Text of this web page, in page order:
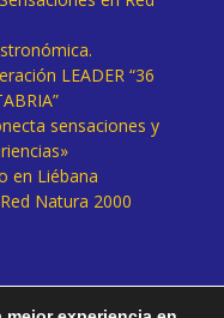
LEADER “36
sensaciones y
en Liébana
Natura 2000